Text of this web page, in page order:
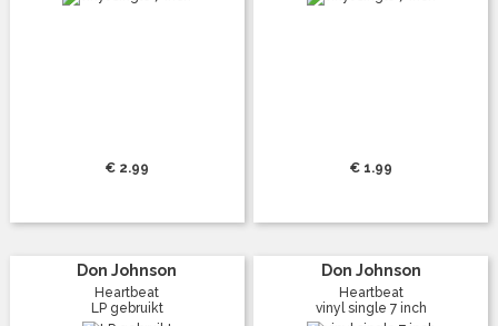
€ 2.99 € 1.99
Don Johnson
Heartbeat
LP gebruikt
Don Johnson
Heartbeat
vinyl single 7 inch